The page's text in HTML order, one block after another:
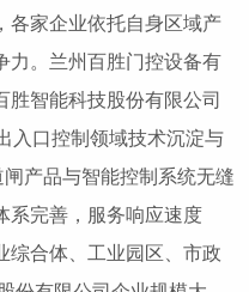
各家企业依托自身区域产
力。兰州百胜门控设备有
胜智能科技股份有限公司
入口控制领域技术沉淀与
产品与智能控制系统无缝
系完善，服务响应速度
综合体、工业园区、市政